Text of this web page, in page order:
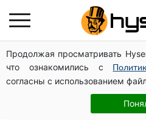
Продолжая просматривать
что ознакомились с
согласны с использованием
Олена Тополя злив відео –
"Антитіла" Тарас Тополя
Повністю гола Анна Трінчер
таких розмірів ви ще не